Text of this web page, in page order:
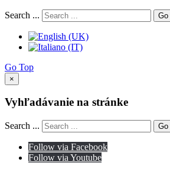
Search ... Go
Go Top
×
Vyhľadávanie na stránke
Search ... Go
Follow via Facebook
Follow via Youtube